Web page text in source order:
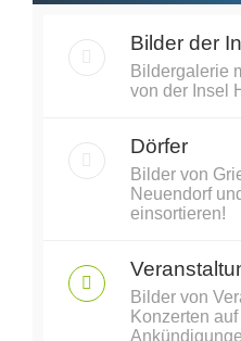
Bilder der
Bildergalerie
von der Insel
Dörfer
Bilder von
Neuendorf
einsortieren!
Bilder von
Konzerten